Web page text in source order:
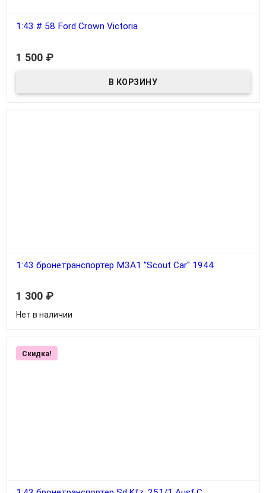
1:43 # 58 Ford Crown Victoria
1 500 ₽
1:43 бронетранспортер M3А1 "Scout Car" 1944
1 300 ₽
Нет в наличии
Скидка!